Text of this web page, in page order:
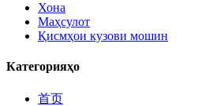
Хона
Маҳсулот
Қисмҳои кузови мошин
Категорияҳо
首页